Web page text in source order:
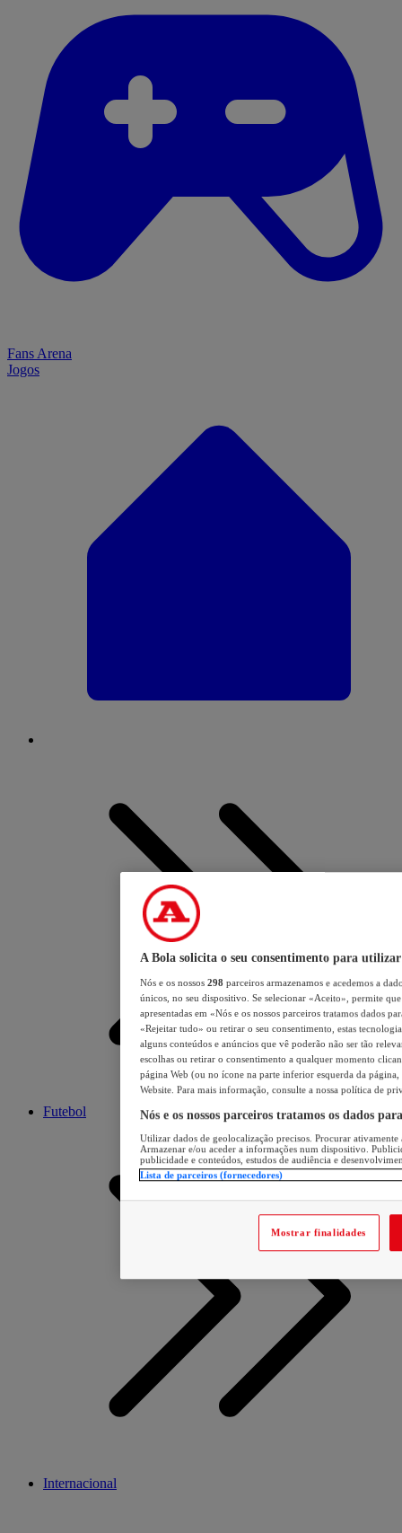
Fans Arena
Jogos
Futebol
Internacional
A Bola solicita o seu consentimento para utilizar
Nós e os nossos 298 parceiros armazenamos e acedemos a
únicos, no seu dispositivo. Se selecionar «Aceito», permite
apresentadas em «Nós e os nossos parceiros tratamos dados
«Rejeitar tudo» ou retirar o seu consentimento, estas
alguns conteúdos e anúncios que vê poderão não ser tão
escolhas ou retirar o consentimento a qualquer momento
página Web (ou no ícone na parte inferior esquerda da página,
Website. Para mais informação, consulte a nossa política de
Nós e os nossos parceiros tratamos os dados
Utilizar dados de geolocalização precisos. Procurar
Armazenar e/ou aceder a informações num dispositivo.
publicidade e conteúdos, estudos de audiência e
Lista de parceiros (fornecedores)
Mostrar finalidades